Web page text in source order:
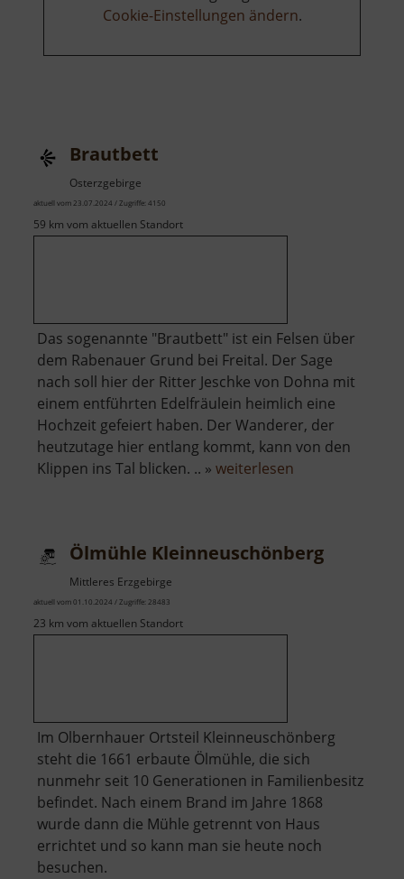
Cookie-Einstellungen ändern.
Brautbett
Osterzgebirge
aktuell vom 23.07.2024 / Zugriffe: 4150
59 km vom aktuellen Standort
Das sogenannte "Brautbett" ist ein Felsen über
dem Rabenauer Grund bei Freital. Der Sage
nach soll hier der Ritter Jeschke von Dohna mit
einem entführten Edelfräulein heimlich eine
Hochzeit gefeiert haben. Der Wanderer, der
heutzutage hier entlang kommt, kann von den
Klippen ins Tal blicken. .. » weiterlesen
Ölmühle Kleinneuschönberg
Mittleres Erzgebirge
aktuell vom 01.10.2024 / Zugriffe: 28483
23 km vom aktuellen Standort
Im Olbernhauer Ortsteil Kleinneuschönberg
steht die 1661 erbaute Ölmühle, die sich
nunmehr seit 10 Generationen in Familienbesitz
befindet. Nach einem Brand im Jahre 1868
wurde dann die Mühle getrennt von Haus
errichtet und so kann man sie heute noch
besuchen.